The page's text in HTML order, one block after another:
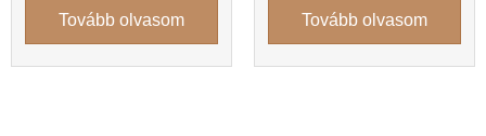
Tovább olvasom Tovább olvasom